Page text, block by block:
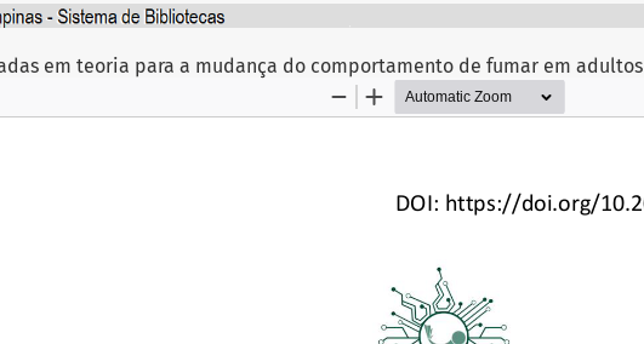
do Artigoem teoria para a mudança do comportamento de fumar em adultos